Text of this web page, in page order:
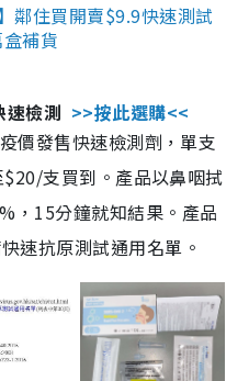
鄰住買開賣$9.9快速測試
補貨
速檢測 >>按此選購<<
價發售快速檢測劑，單支
支買到。產品以鼻咽拭
，15分鐘就知結果。產品
速抗原測試通用名單。